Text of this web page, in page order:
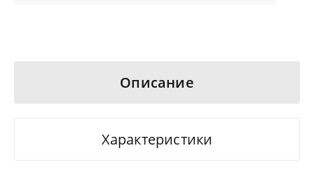
Описание
Характеристики